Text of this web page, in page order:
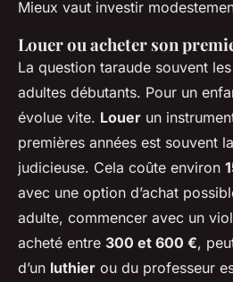
Mieux vaut investir
Louer ou acheter son
La question taraude souvent
adultes débutants. Pour un
évolue vite. Louer un
premières années est souvent
judicieuse. Cela coûte environ
avec une option d’achat
adulte, commencer avec un
acheté entre 300 et 600 €,
d’un luthier ou du professeur